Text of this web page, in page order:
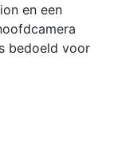
en een
bedoeld voor